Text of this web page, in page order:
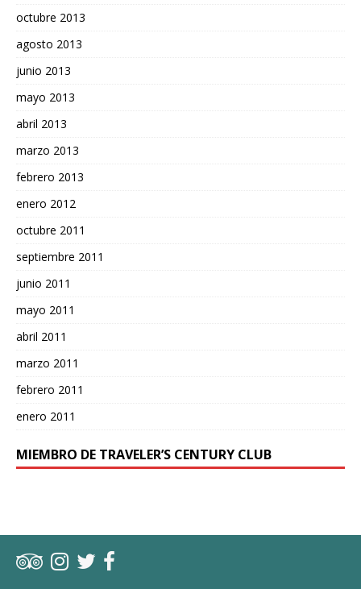
octubre 2013
agosto 2013
junio 2013
mayo 2013
abril 2013
marzo 2013
febrero 2013
enero 2012
octubre 2011
septiembre 2011
junio 2011
mayo 2011
abril 2011
marzo 2011
febrero 2011
enero 2011
MIEMBRO DE TRAVELER’S CENTURY CLUB